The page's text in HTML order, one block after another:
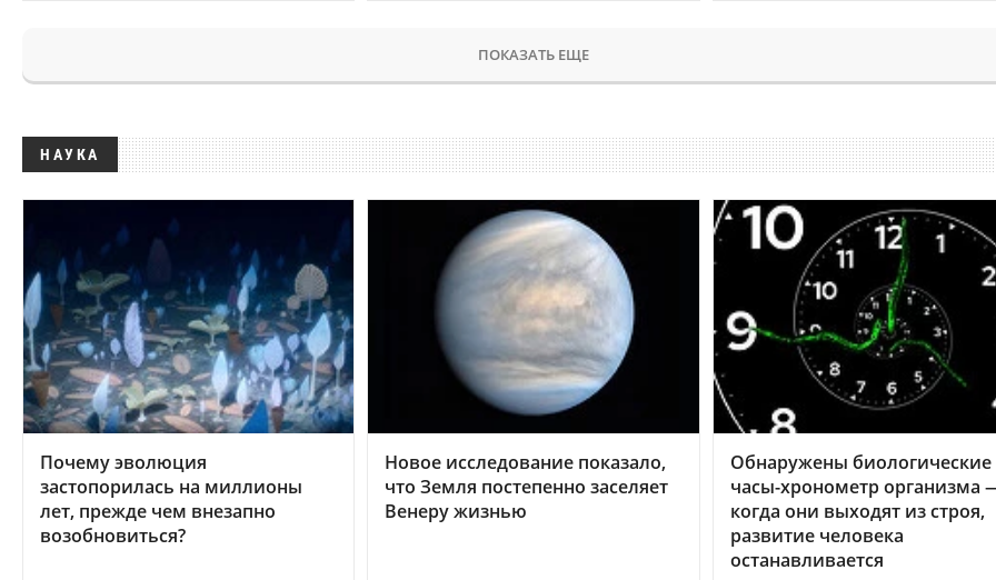
ПОКАЗАТЬ ЕЩЕ
НАУКА
Почему эволюция
застопорилась на миллионы
лет, прежде чем внезапно
возобновиться?
Новое исследование показало,
что Земля постепенно заселяет
Венеру жизнью
Обнаружены биологические
часы-хронометр организма
когда они выходят из строя,
развитие человека
останавливается